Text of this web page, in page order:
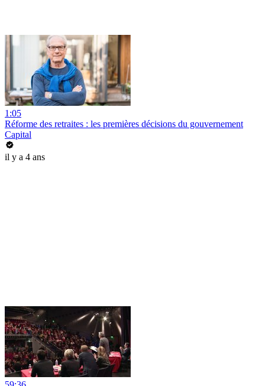
1:05
Réforme des retraites : les premières décisions du gouvernement
Capital
il y a 4 ans